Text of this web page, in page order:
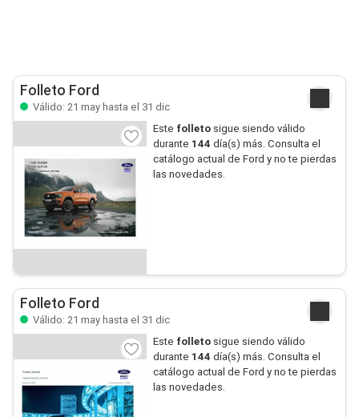
Folleto Ford
Válido: 21 may hasta el 31 dic
Este folletosigue siendo válido
durante 144 día(s) más. Consulta el
catálogo actual de Ford y no te pierdas
las novedades.
Folleto Ford
Válido: 21 may hasta el 31 dic
Este folletosigue siendo válido
durante 144 día(s) más. Consulta el
catálogo actual de Ford y no te pierdas
las novedades.